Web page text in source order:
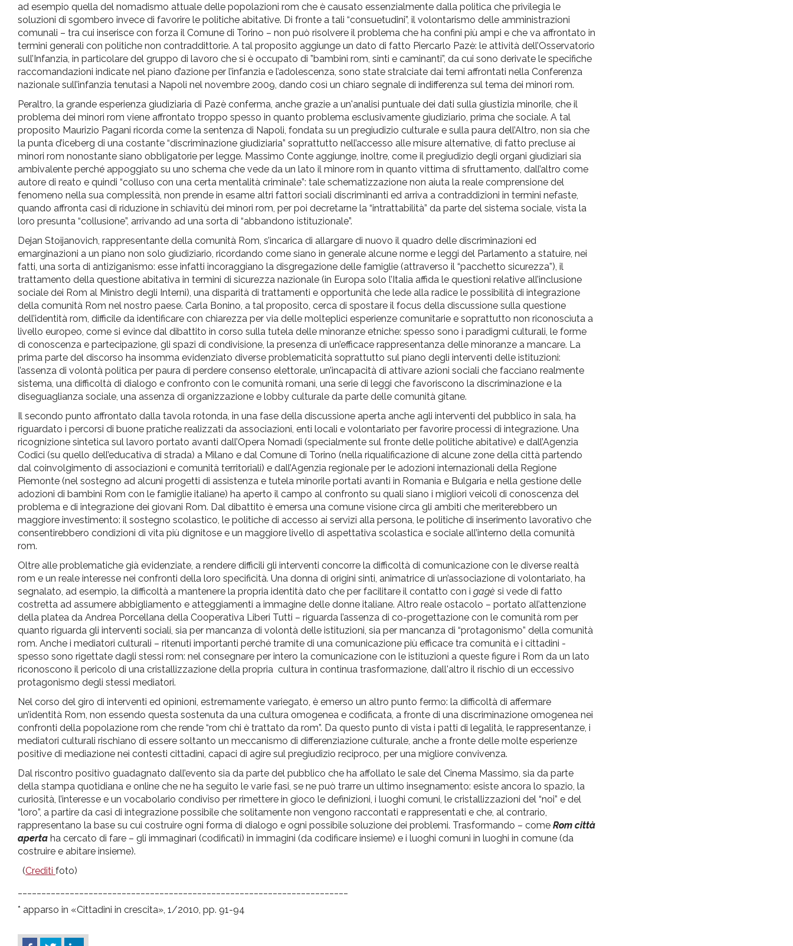
ad esempio quella del nomadismo attuale delle popolazioni rom che è causato essenzialmente dalla politica che privilegia le
soluzioni di sgombero invece di favorire le politiche abitative. Di fronte a tali “consuetudini”, il volontarismo delle amministrazioni
comunali – tra cui inserisce con forza il Comune di Torino – non può risolvere il problema che ha confini più ampi e che va affrontato in
termini generali con politiche non contraddittorie. A tal proposito aggiunge un dato di fatto Piercarlo Pazè: le attività dell’Osservatorio
sull’Infanzia, in particolare del gruppo di lavoro che si è occupato di ”bambini rom, sinti e caminanti”, da cui sono derivate le specifiche
raccomandazioni indicate nel piano d’azione per l’infanzia e l’adolescenza, sono state stralciate dai temi affrontati nella Conferenza
nazionale sull’infanzia tenutasi a Napoli nel novembre 2009, dando così un chiaro segnale di indifferenza sul tema dei minori rom.
Peraltro, la grande esperienza giudiziaria di Pazè conferma, anche grazie a un'analisi puntuale dei dati sulla giustizia minorile, che il
problema dei minori rom viene affrontato troppo spesso in quanto problema esclusivamente giudiziario, prima che sociale. A tal
proposito Maurizio Pagani ricorda come la sentenza di Napoli, fondata su un pregiudizio culturale e sulla paura dell’Altro, non sia che
la punta d’iceberg di una costante “discriminazione giudiziaria” soprattutto nell’accesso alle misure alternative, di fatto precluse ai
minori rom nonostante siano obbligatorie per legge. Massimo Conte aggiunge, inoltre, come il pregiudizio degli organi giudiziari sia
ambivalente perché appoggiato su uno schema che vede da un lato il minore rom in quanto vittima di sfruttamento, dall’altro come
autore di reato e quindi “colluso con una certa mentalità criminale”: tale schematizzazione non aiuta la reale comprensione del
fenomeno nella sua complessità, non prende in esame altri fattori sociali discriminanti ed arriva a contraddizioni in termini nefaste,
quando affronta casi di riduzione in schiavitù dei minori rom, per poi decretarne la “intrattabilità” da parte del sistema sociale, vista la
loro presunta “collusione”, arrivando ad una sorta di “abbandono istituzionale”.
Dejan Stoijanovich, rappresentante della comunità Rom, s’incarica di allargare di nuovo il quadro delle discriminazioni ed
emarginazioni a un piano non solo giudiziario, ricordando come siano in generale alcune norme e leggi del Parlamento a statuire, nei
fatti, una sorta di antiziganismo: esse infatti incoraggiano la disgregazione delle famiglie (attraverso il “pacchetto sicurezza”), il
trattamento della questione abitativa in termini di sicurezza nazionale (in Europa solo l’Italia affida le questioni relative all’inclusione
sociale dei Rom al Ministro degli Interni), una disparità di trattamenti e opportunità che lede alla radice le possibilità di integrazione
della comunità Rom nel nostro paese. Carla Bonino, a tal proposito, cerca di spostare il focus della discussione sulla questione
dell’identità rom, difficile da identificare con chiarezza per via delle molteplici esperienze comunitarie e soprattutto non riconosciuta a
livello europeo, come si evince dal dibattito in corso sulla tutela delle minoranze etniche: spesso sono i paradigmi culturali, le forme
di conoscenza e partecipazione, gli spazi di condivisione, la presenza di un’efficace rappresentanza delle minoranze a mancare. La
prima parte del discorso ha insomma evidenziato diverse problematicità soprattutto sul piano degli interventi delle istituzioni:
l’assenza di volontà politica per paura di perdere consenso elettorale, un’incapacità di attivare azioni sociali che facciano realmente
sistema, una difficoltà di dialogo e confronto con le comunità romanì, una serie di leggi che favoriscono la discriminazione e la
diseguaglianza sociale, una assenza di organizzazione e lobby culturale da parte delle comunità gitane.
Il secondo punto affrontato dalla tavola rotonda, in una fase della discussione aperta anche agli interventi del pubblico in sala, ha
riguardato i percorsi di buone pratiche realizzati da associazioni, enti locali e volontariato per favorire processi di integrazione. Una
ricognizione sintetica sul lavoro portato avanti dall’Opera Nomadi (specialmente sul fronte delle politiche abitative) e dall’Agenzia
Codici (su quello dell’educativa di strada) a Milano e dal Comune di Torino (nella riqualificazione di alcune zone della città partendo
dal coinvolgimento di associazioni e comunità territoriali) e dall’Agenzia regionale per le adozioni internazionali della Regione
Piemonte (nel sostegno ad alcuni progetti di assistenza e tutela minorile portati avanti in Romania e Bulgaria e nella gestione delle
adozioni di bambini Rom con le famiglie italiane) ha aperto il campo al confronto su quali siano i migliori veicoli di conoscenza del
problema e di integrazione dei giovani Rom. Dal dibattito è emersa una comune visione circa gli ambiti che meriterebbero un
maggiore investimento: il sostegno scolastico, le politiche di accesso ai servizi alla persona, le politiche di inserimento lavorativo che
consentirebbero condizioni di vita più dignitose e un maggiore livello di aspettativa scolastica e sociale all’interno della comunità
rom.
Oltre alle problematiche già evidenziate, a rendere difficili gli interventi concorre la difficoltà di comunicazione con le diverse realtà
rom e un reale interesse nei confronti della loro specificità. Una donna di origini sinti, animatrice di un’associazione di volontariato, ha
segnalato, ad esempio, la difficoltà a mantenere la propria identità dato che per facilitare il contatto con i gagè si vede di fatto
costretta ad assumere abbigliamento e atteggiamenti a immagine delle donne italiane. Altro reale ostacolo – portato all’attenzione
della platea da Andrea Porcellana della Cooperativa Liberi Tutti – riguarda l’assenza di co-progettazione con le comunità rom per
quanto riguarda gli interventi sociali, sia per mancanza di volontà delle istituzioni, sia per mancanza di “protagonismo” della comunità
rom. Anche i mediatori culturali – ritenuti importanti perché tramite di una comunicazione più efficace tra comunità e i cittadini -
spesso sono rigettate dagli stessi rom: nel consegnare per intero la comunicazione con le istituzioni a queste figure i Rom da un lato
riconoscono il pericolo di una cristallizzazione della propria cultura in continua trasformazione, dall'altro il rischio di un eccessivo
protagonismo degli stessi mediatori.
Nel corso del giro di interventi ed opinioni, estremamente variegato, è emerso un altro punto fermo: la difficoltà di affermare
un’identità Rom, non essendo questa sostenuta da una cultura omogenea e codificata, a fronte di una discriminazione omogenea nei
confronti della popolazione rom che rende “rom chi è trattato da rom”. Da questo punto di vista i patti di legalità, le rappresentanze, i
mediatori culturali rischiano di essere soltanto un meccanismo di differenziazione culturale, anche a fronte delle molte esperienze
positive di mediazione nei contesti cittadini, capaci di agire sul pregiudizio reciproco, per una migliore convivenza.
Dal riscontro positivo guadagnato dall’evento sia da parte del pubblico che ha affollato le sale del Cinema Massimo, sia da parte
della stampa quotidiana e online che ne ha seguito le varie fasi, se ne può trarre un ultimo insegnamento: esiste ancora lo spazio, la
curiosità, l’interesse e un vocabolario condiviso per rimettere in gioco le definizioni, i luoghi comuni, le cristallizzazioni del “noi” e del
“loro”, a partire da casi di integrazione possibile che solitamente non vengono raccontati e rappresentati e che, al contrario,
rappresentano la base su cui costruire ogni forma di dialogo e ogni possibile soluzione dei problemi. Trasformando – come Rom città
aperta ha cercato di fare – gli immaginari (codificati) in immagini (da codificare insieme) e i luoghi comuni in luoghi in comune (da
costruire e abitare insieme).
(Crediti foto)
* apparso in «Cittadini in crescita», 1/2010, pp. 91-94